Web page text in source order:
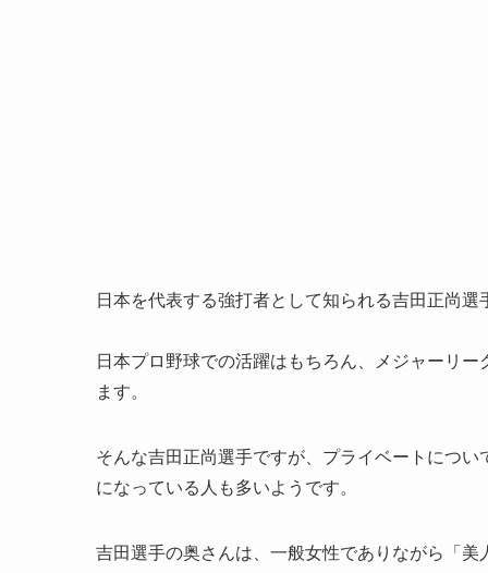
日本を代表する強打者として知られる吉田正尚選
日本プロ野球での活躍はもちろん、メジャーリ
ます。
そんな吉田正尚選手ですが、プライベートにつ
になっている人も多いようです。
吉田選手の奥さんは、一般女性でありながら「